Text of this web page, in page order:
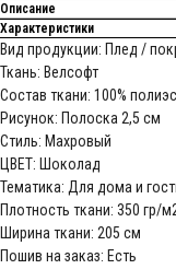
Описание
Характеристики
Вид продукции: Плед /
Ткань: Велсофт
Состав ткани: 100%
Рисунок: Полоска 2,5 см
Стиль: Махровый
ЦВЕТ: Шоколад
Тематика: Для дома и
Плотность ткани: 350 гр/
Ширина ткани: 205 см
Пошив на заказ: Есть